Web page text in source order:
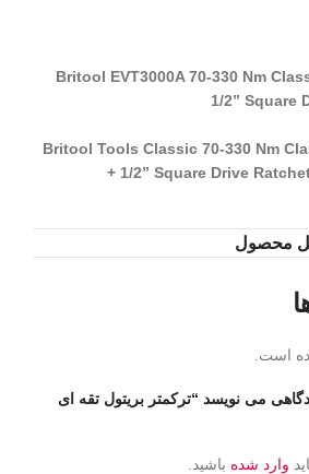
Britool EVT3000A 70-330 Nm
1/2” Square
Britool Tools Classic 70-330 Nm
+ 1/2” Square Drive
محصول
است.
می نویسد “ترکمتر بریتول تقه ای
وارد شده باشید.